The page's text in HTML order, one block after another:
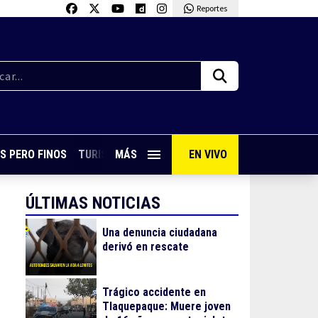
Reportes
PERO FINOS TURISMO CON SABOR VIVE PUERTO VALLARTA
MÁS EN VIVO
ÚLTIMAS NOTICIAS
Una denuncia ciudadana
derivó en rescate
Trágico accidente en
Tlaquepaque: Muere joven